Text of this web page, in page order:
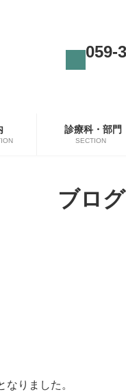
059-
診療科・部門
SECTION
ブログ
なりました。